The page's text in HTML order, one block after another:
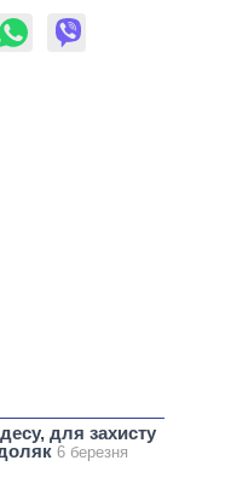
для захисту
6 березня